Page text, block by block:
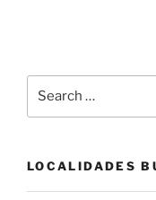
LOCALIDADES